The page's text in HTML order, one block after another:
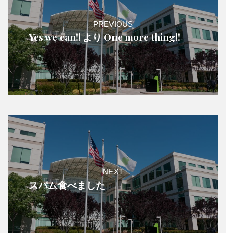
PREVIOUS
Yes we can!! より One more thing!!
NEXT
スパム食べました